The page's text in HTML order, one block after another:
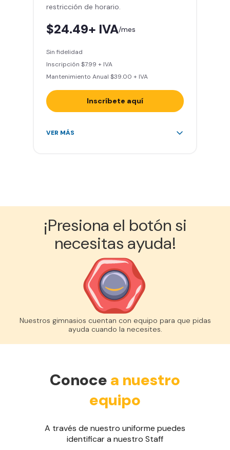
Smart Fit Go
veces al mes
Sin cargo de cancelación
restricción de horario.
$24.49+ IVA/mes
Sin fidelidad
Inscripción $7.99 + IVA
Mantenimiento Anual $39.00 + IVA
Inscríbete aquí
Área de peso libre, peso
Smart Fit Go
veces al mes
Acceso al Smart Spa
Sin cargo de cancelación
VER MÁS
¡Presiona el botón si
necesitas ayuda!
Nuestros gimnasios cuentan con equipo para que pidas
ayuda cuando la necesites.
Conoce a nuestro
equipo
A través de nuestro uniforme puedes
identificar a nuestro Staff